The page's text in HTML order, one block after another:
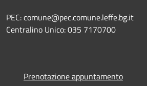
PEC: comune@pec.comune.leffe.bg.it
Centralino Unico: 035 7170700
Prenotazione appuntamento